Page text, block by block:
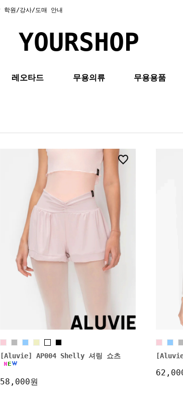
학원/강사/도매 안내
YOURSHOP
레오타드 무용의류 무용용품
[Aluvie] AP004 Shelly 셔링 쇼츠
58,000원